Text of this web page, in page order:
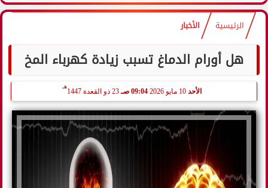
الرئيسية الأخبار
هل أورام الدماغ تسبب زيادة كهرباء المخ
الأحد 10 مايو 2026 09:04 صـ 23 ذو القعدة 1447
هـ